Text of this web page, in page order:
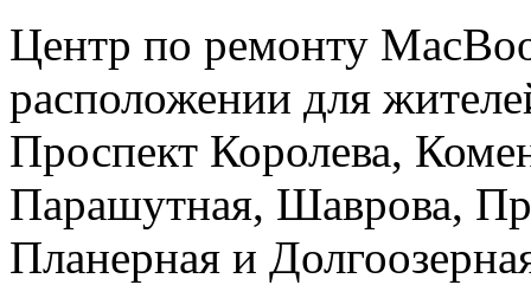
Центр по ремонту
расположении для
Проспект Королева,
Парашутная, Шаврова,
Планерная и